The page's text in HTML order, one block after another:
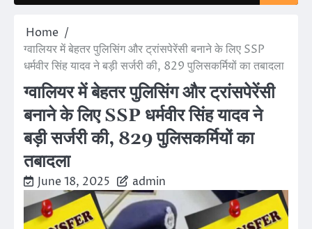
Home
ग्वालियर में बेहतर पुलिसिंग और ट्रांसपेरेंसी बनाने के लिए SSP
धर्मवीर सिंह यादव ने बड़ी सर्जरी की, 829 पुलिसकर्मियों का तबादला
ग्वालियर में बेहतर पुलिसिंग और ट्रांसपेरेंसी
बनाने के लिए SSP धर्मवीर सिंह यादव ने
बड़ी सर्जरी की, 829 पुलिसकर्मियों का
तबादला
June 18, 2025 admin